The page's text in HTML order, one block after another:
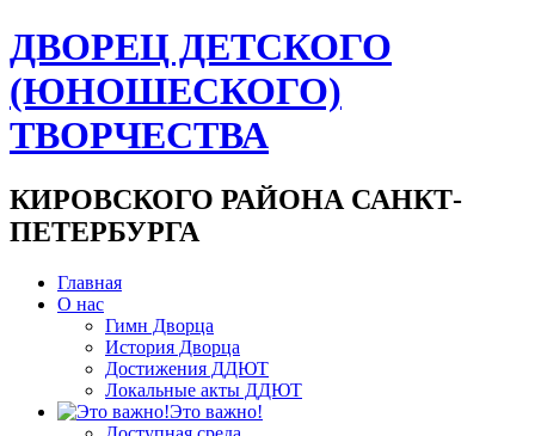
ДВОРЕЦ ДЕТСКОГО
(ЮНОШЕСКОГО)
ТВОРЧЕСТВА
КИРОВСКОГО РАЙОНА САНКТ-
ПЕТЕРБУРГА
Главная
О нас
Гимн Дворца
История Дворца
Достижения ДДЮТ
Локальные акты ДДЮТ
Это важно!